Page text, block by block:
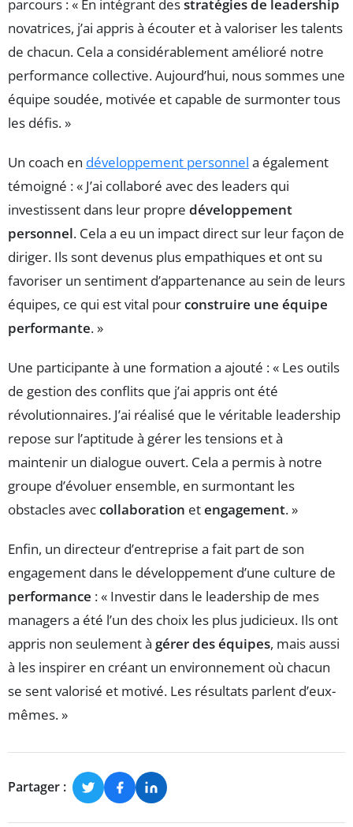
parcours : « En intégrant desstratégies de leadership
novatrices, j’ai appris à écouter et à valoriser les talents
de chacun. Cela a considérablement amélioré notre
performance collective. Aujourd’hui, nous sommes une
équipe soudée, motivée et capable de surmonter tous
les défis. »
Un coach en développement personnel a également
témoigné : « J’ai collaboré avec des leaders qui
investissent dans leur propre développement
personnel. Cela a eu un impact direct sur leur façon de
diriger. Ils sont devenus plus empathiques et ont su
favoriser un sentiment d’appartenance au sein de leurs
équipes, ce qui est vital pourconstruire une équipe
performante. »
Une participante à une formation a ajouté : « Les outils
de gestion des conflits que j’ai appris ont été
révolutionnaires. J’ai réalisé que le véritable leadership
repose sur l’aptitude à gérer les tensions et à
maintenir un dialogue ouvert. Cela a permis à notre
groupe d’évoluer ensemble, en surmontant les
obstacles aveccollaboration etengagement. »
Enfin, un directeur d’entreprise a fait part de son
engagement dans le développement d’une culture de
performance : « Investir dans le leadership de mes
managers a été l’un des choix les plus judicieux. Ils ont
appris non seulement à gérer des équipes, mais aussi
à les inspirer en créant un environnement où chacun
se sent valorisé et motivé. Les résultats parlent d’eux-
mêmes. »
Partager :